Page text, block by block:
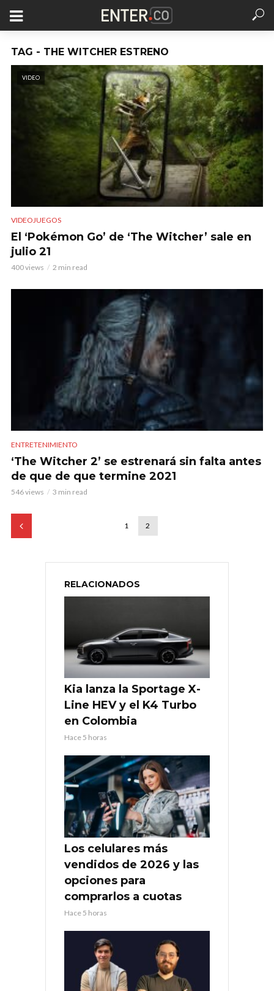
TAG - THE WITCHER ESTRENO
VIDEO
VIDEOJUEGOS
El ‘Pokémon Go’ de ‘The Witcher’ sale en
julio 21
400 views 2 min read
ENTRETENIMIENTO
‘The Witcher 2’ se estrenará sin falta antes
de que de que termine 2021
546 views 3 min read
1 2
RELACIONADOS
Kia lanza la Sportage X-
Line HEV y el K4 Turbo
en Colombia
Hace 5 horas
Los celulares más
vendidos de 2026 y las
opciones para
comprarlos a cuotas
Hace 5 horas